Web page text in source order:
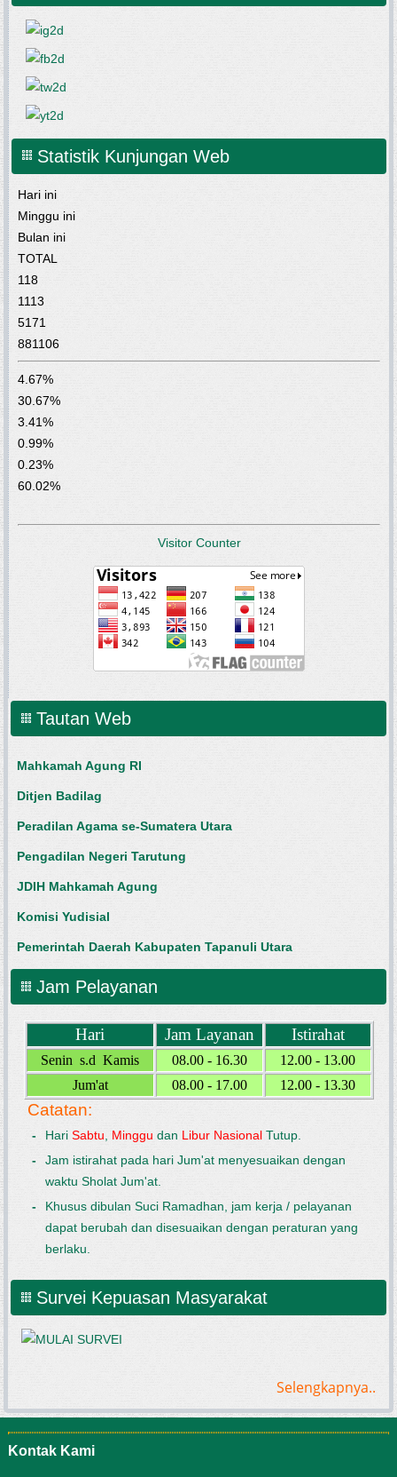
Statistik Kunjungan Web
Hari ini
Minggu ini
Bulan ini
TOTAL
118
1113
5171
881106
4.67%
30.67%
3.41%
0.99%
0.23%
60.02%
Visitor Counter
Tautan Web
Mahkamah Agung RI
Ditjen Badilag
Peradilan Agama se-Sumatera Utara
Pengadilan Negeri Tarutung
JDIH Mahkamah Agung
Komisi Yudisial
Pemerintah Daerah Kabupaten Tapanuli Utara
Jam Pelayanan
Hari Jam Layanan Istirahat
Senin s.d Kamis 08.00 - 16.30
12.00 - 13.00
Jum'at
08.00 - 17.00 12.00 - 13.30
Catatan:
- HariSabtu, Minggu dan Libur Nasional Tutup.
-
Jam istirahat pada hari Jum'at menyesuaikan dengan
waktu Sholat Jum'at.
-
Khusus dibulan Suci Ramadhan, jam kerja / pelayanan
dapat berubah dan disesuaikan dengan peraturan yang
berlaku.
Survei Kepuasan Masyarakat
Selengkapnya..
Kontak Kami